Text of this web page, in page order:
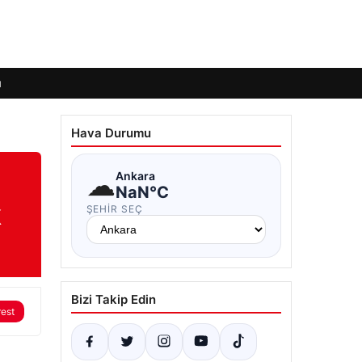
Hava Durumu
☁Ankara
NaN°C
ŞEHIR SEÇ
Bizi Takip Edin